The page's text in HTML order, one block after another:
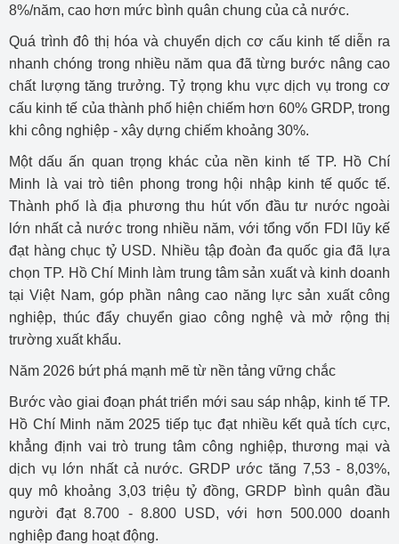
8%/năm, cao hơn mức bình quân chung của cả nước.
Quá trình đô thị hóa và chuyển dịch cơ cấu kinh tế diễn ra
nhanh chóng trong nhiều năm qua đã từng bước nâng cao
chất lượng tăng trưởng. Tỷ trọng khu vực dịch vụ trong cơ
cấu kinh tế của thành phố hiện chiếm hơn 60% GRDP, trong
khi công nghiệp - xây dựng chiếm khoảng 30%.
Một dấu ấn quan trọng khác của nền kinh tế TP. Hồ Chí
Minh là vai trò tiên phong trong hội nhập kinh tế quốc tế.
Thành phố là địa phương thu hút vốn đầu tư nước ngoài
lớn nhất cả nước trong nhiều năm, với tổng vốn FDI lũy kế
đạt hàng chục tỷ USD. Nhiều tập đoàn đa quốc gia đã lựa
chọn TP. Hồ Chí Minh làm trung tâm sản xuất và kinh doanh
tại Việt Nam, góp phần nâng cao năng lực sản xuất công
nghiệp, thúc đẩy chuyển giao công nghệ và mở rộng thị
trường xuất khẩu.
Năm 2026 bứt phá mạnh mẽ từ nền tảng vững chắc
Bước vào giai đoạn phát triển mới sau sáp nhập, kinh tế TP.
Hồ Chí Minh năm 2025 tiếp tục đạt nhiều kết quả tích cực,
khẳng định vai trò trung tâm công nghiệp, thương mại và
dịch vụ lớn nhất cả nước. GRDP ước tăng 7,53 - 8,03%,
quy mô khoảng 3,03 triệu tỷ đồng, GRDP bình quân đầu
người đạt 8.700 - 8.800 USD, với hơn 500.000 doanh
nghiệp đang hoạt động.